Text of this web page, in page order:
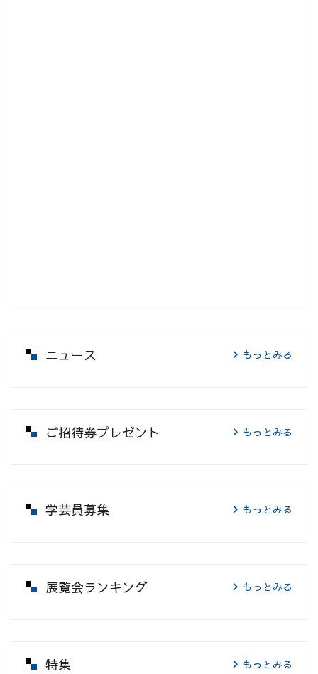
ニュース もっとみる
ご招待券プレゼント もっとみる
学芸員募集 もっとみる
展覧会ランキング もっとみる
特集 もっとみる